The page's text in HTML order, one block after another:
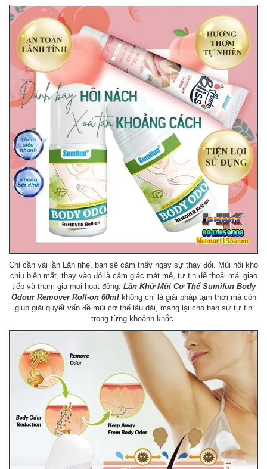
Chỉ cần vài lần Lăn nhẹ, bạn sẽ cảm thấy ngay sự thay đổi. Mùi hôi khó
chịu biến mất, thay vào đó là cảm giác mát mẻ, tự tin để thoải mái giao
tiếp và tham gia mọi hoạt động. Lăn Khử Mùi Cơ Thể Sumifun Body
Odour Remover Roll-on 60mlkhông chỉ là giải pháp tạm thời mà còn
giúp giải quyết vấn đề mùi cơ thể lâu dài, mang lại cho bạn sự tự tin
trong từng khoảnh khắc.